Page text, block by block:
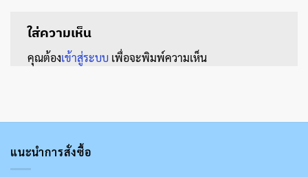
ใส่ความเห็น
คุณต้องเข้าสู่ระบบ เพื่อจะพิมพ์ความเห็น
แนะนำการสั่งซื้อ